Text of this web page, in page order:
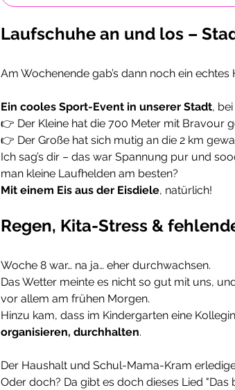
Laufschuhe an und los –
Am Wochenende gab’s dann noch ein echtes
Ein cooles Sport-Event in unserer Stadt,
👉 Der Kleine hat die 700 Meter mit Bravour
👉 Der Große hat sich mutig an die 2 km
Ich sag’s dir – das war Spannung pur und
man kleine Laufhelden am besten?
Mit einem Eis aus der Eisdiele, natürlich!
Regen, Kita-Stress &
Woche 8 war… na ja… eher durchwachsen.
Das Wetter meinte es nicht so gut mit uns,
vor allem am frühen Morgen.
Hinzu kam, dass im Kindergarten eine
organisieren, durchhalten.
Der Haushalt und Schul-Mama-Kram
Oder doch? Da gibt es doch dieses Lied